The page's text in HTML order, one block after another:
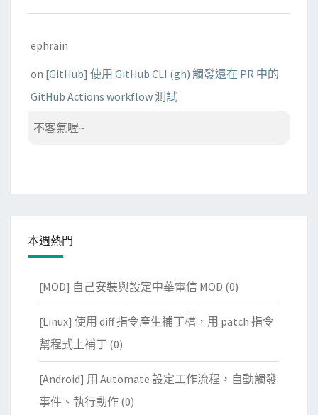
ephrain
on [GitHub] 使用 GitHub CLI (gh) 觸發還在 PR 中的
GitHub Actions workflow 測試
不客氣喔~
本週熱門
[MOD] 自己安裝與設定中華電信 MOD (0)
[Linux] 使用 diff 指令產生補丁檔，用 patch 指令
幫程式上補丁 (0)
[Android] 用 Automate 設定工作流程，自動觸發
事件、執行動作 (0)